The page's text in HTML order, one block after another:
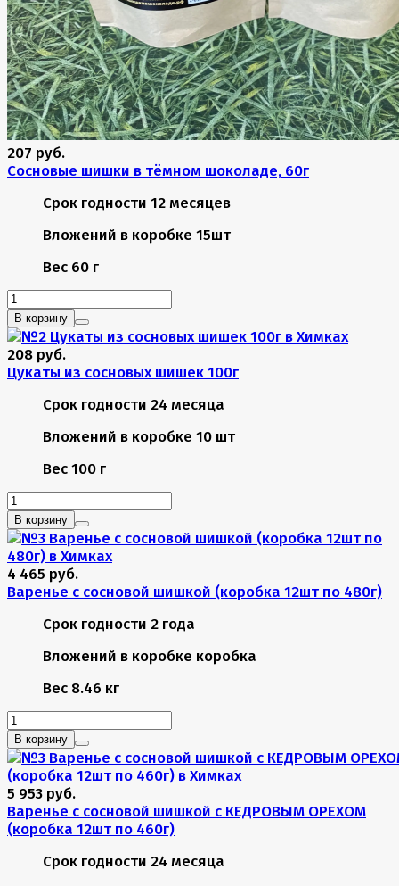
207 руб.
Сосновые шишки в тёмном шоколаде, 60г
Срок годности 12 месяцев
Вложений в коробке 15шт
Вес 60 г
В корзину
208 руб.
Цукаты из сосновых шишек 100г
Срок годности 24 месяца
Вложений в коробке 10 шт
Вес 100 г
В корзину
4 465 руб.
Варенье с сосновой шишкой (коробка 12шт по 480г)
Срок годности 2 года
Вложений в коробке коробка
Вес 8.46 кг
В корзину
5 953 руб.
Варенье с сосновой шишкой с КЕДРОВЫМ ОРЕХОМ
(коробка 12шт по 460г)
Срок годности 24 месяца